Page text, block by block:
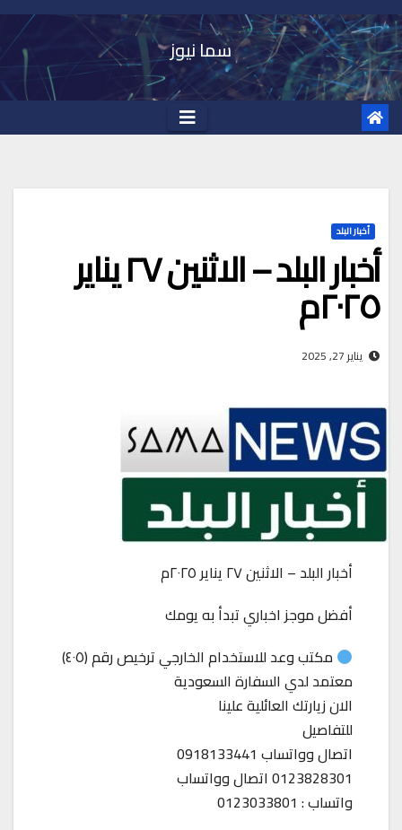
Skip
to
content
سما نيوز
أخبار البلد
أخبار البلد – الاثنين ٢٧ يناير
٢٠٢٥م
يناير 27, 2025
أخبار البلد – الاثنين ٢٧ يناير ٢٠٢٥م
أفضل موجز اخباري تبدأ به يومك
مكتب وعد للاستخدام الخارجي ترخيص رقم (٤٠٥)
معتمد لدي السفارة السعودية
الان زيارتك العائلية علينا
للتفاصيل
اتصال وواتساب 0918133441
0123828301 اتصال وواتساب
واتساب : 0123033801